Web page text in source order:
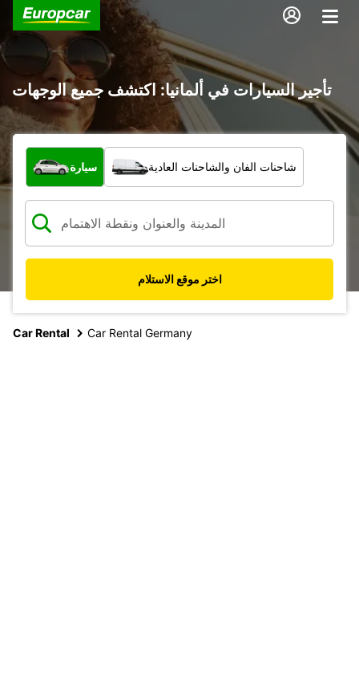
تأجير السيارات في ألمانيا: اكتشف جميع الوجهات
ما نوع المركبة؟
سيارة شاحنات الفان والشاحنات العادية
اختر موقع الاستلام
Car Rental Car Rental Germany